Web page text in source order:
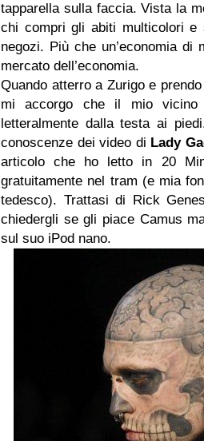
tapparella sulla faccia. Vista la
chi compri gli abiti multicolori e
negozi. Più che un’economia di
mercato dell’economia.
Quando atterro a Zurigo e
mi accorgo che il mio vicino
letteralmente dalla testa ai
conoscenze dei video di Lady
articolo che ho letto in 20
gratuitamente nel tram (e mia
tedesco). Trattasi di Rick
chiedergli se gli piace Camus
sul suo iPod nano.